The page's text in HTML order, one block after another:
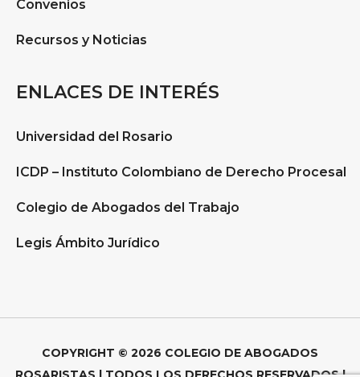
Convenios
Recursos y Noticias
ENLACES DE INTERÉS
Universidad del Rosario
ICDP – Instituto Colombiano de Derecho Procesal
Colegio de Abogados del Trabajo
Legis Ámbito Jurídico
COPYRIGHT © 2026 COLEGIO DE ABOGADOS